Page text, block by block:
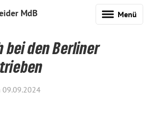
MdB Menü
bei den Berliner
09.09.2024